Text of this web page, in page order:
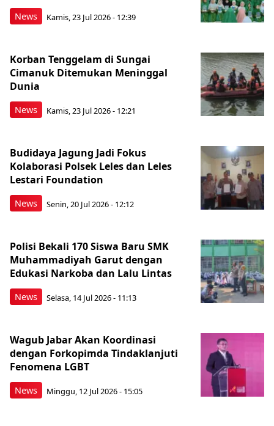
News Kamis, 23 Jul 2026 - 12:39
News
Korban Tenggelam di Sungai
Cimanuk Ditemukan Meninggal
Dunia
Kamis, 23 Jul 2026 - 12:21
News
Budidaya Jagung Jadi Fokus
Kolaborasi Polsek Leles dan Leles
Lestari Foundation
Senin, 20 Jul 2026 - 12:12
News
Polisi Bekali 170 Siswa Baru SMK
Muhammadiyah Garut dengan
Edukasi Narkoba dan Lalu Lintas
Selasa, 14 Jul 2026 - 11:13
News
Wagub Jabar Akan Koordinasi
dengan Forkopimda Tindaklanjuti
Fenomena LGBT
Minggu, 12 Jul 2026 - 15:05